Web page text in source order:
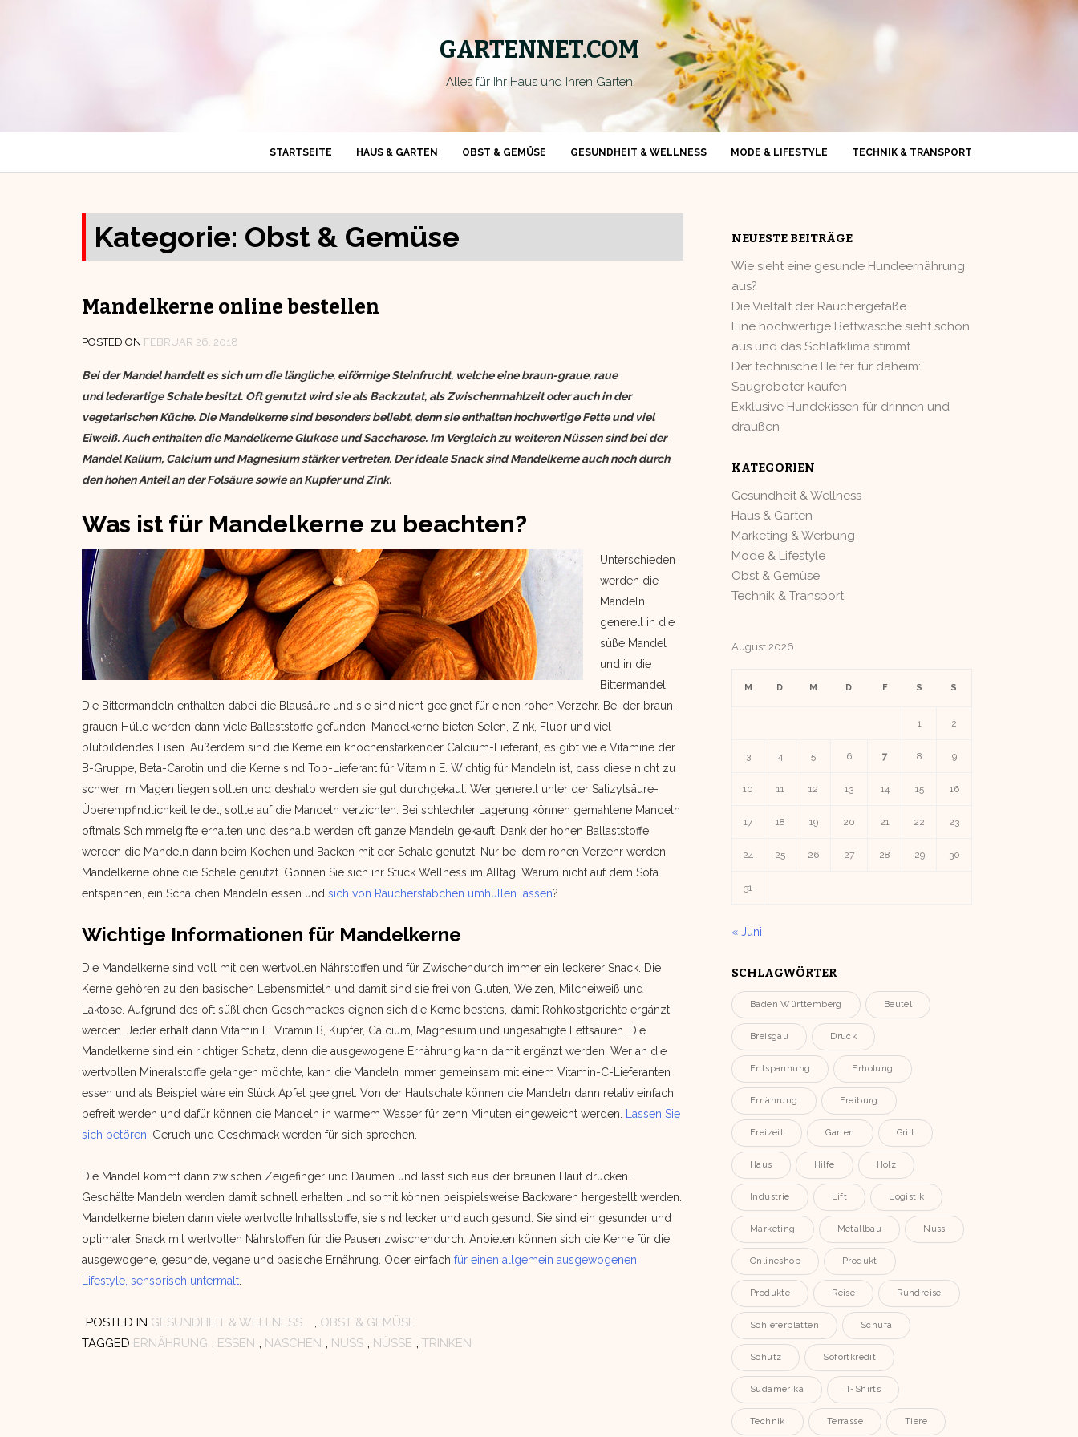
GARTENNET.COM
Alles für Ihr Haus und Ihren Garten
STARTSEITE HAUS & GARTEN OBST & GEMÜSE GESUNDHEIT & WELLNESS MODE & LIFESTYLE TECHNIK & TRANSPORT
Kategorie: Obst & Gemüse
Mandelkerne online bestellen
POSTED ON FEBRUAR 26, 2018
Bei der Mandel handelt es sich um die längliche, eiförmige Steinfrucht, welche eine braun-graue, raue
und lederartige Schale besitzt. Oft genutzt wird sie als Backzutat, als Zwischenmahlzeit oder auch in der
vegetarischen Küche. Die Mandelkerne sind besonders beliebt, denn sie enthalten hochwertige Fette und viel
Eiweiß. Auch enthalten die Mandelkerne Glukose und Saccharose. Im Vergleich zu weiteren Nüssen sind bei der
Mandel Kalium, Calcium und Magnesium stärker vertreten. Der ideale Snack sind Mandelkerne auch noch durch
den hohen Anteil an der Folsäure sowie an Kupfer und Zink.
Was ist für Mandelkerne zu beachten?
Unterschieden
werden die
Mandeln
generell in die
süße Mandel
und in die
Bittermandel.
Die Bittermandeln enthalten dabei die Blausäure und sie sind nicht geeignet für einen rohen Verzehr. Bei der braun-
grauen Hülle werden dann viele Ballaststoffe gefunden. Mandelkerne bieten Selen, Zink, Fluor und viel
blutbildendes Eisen. Außerdem sind die Kerne ein knochenstärkender Calcium-Lieferant, es gibt viele Vitamine der
B-Gruppe, Beta-Carotin und die Kerne sind Top-Lieferant für Vitamin E. Wichtig für Mandeln ist, dass diese nicht zu
schwer im Magen liegen sollten und deshalb werden sie gut durchgekaut. Wer generell unter der Salizylsäure-
Überempfindlichkeit leidet, sollte auf die Mandeln verzichten. Bei schlechter Lagerung können gemahlene Mandeln
oftmals Schimmelgifte erhalten und deshalb werden oft ganze Mandeln gekauft. Dank der hohen Ballaststoffe
werden die Mandeln dann beim Kochen und Backen mit der Schale genutzt. Nur bei dem rohen Verzehr werden
Mandelkerne ohne die Schale genutzt. Gönnen Sie sich ihr Stück Wellness im Alltag. Warum nicht auf dem Sofa
entspannen, ein Schälchen Mandeln essen und sich von Räucherstäbchen umhüllen lassen?
Wichtige Informationen für Mandelkerne
Die Mandelkerne sind voll mit den wertvollen Nährstoffen und für Zwischendurch immer ein leckerer Snack. Die
Kerne gehören zu den basischen Lebensmitteln und damit sind sie frei von Gluten, Weizen, Milcheiweiß und
Laktose. Aufgrund des oft süßlichen Geschmackes eignen sich die Kerne bestens, damit Rohkostgerichte ergänzt
werden. Jeder erhält dann Vitamin E, Vitamin B, Kupfer, Calcium, Magnesium und ungesättigte Fettsäuren. Die
Mandelkerne sind ein richtiger Schatz, denn die ausgewogene Ernährung kann damit ergänzt werden. Wer an die
wertvollen Mineralstoffe gelangen möchte, kann die Mandeln immer gemeinsam mit einem Vitamin-C-Lieferanten
essen und als Beispiel wäre ein Stück Apfel geeignet. Von der Hautschale können die Mandeln dann relativ einfach
befreit werden und dafür können die Mandeln in warmem Wasser für zehn Minuten eingeweicht werden.
Lassen Sie
sich betören , Geruch und Geschmack werden für sich sprechen.
Die Mandel kommt dann zwischen Zeigefinger und Daumen und lässt sich aus der braunen Haut drücken.
Geschälte Mandeln werden damit schnell erhalten und somit können beispielsweise Backwaren hergestellt werden.
Mandelkerne bieten dann viele wertvolle Inhaltsstoffe, sie sind lecker und auch gesund. Sie sind ein gesunder und
optimaler Snack mit wertvollen Nährstoffen für die Pausen zwischendurch. Anbieten können sich die Kerne für die
ausgewogene, gesunde, vegane und basische Ernährung. Oder einfach für einen allgemein ausgewogenen
Lifestyle, sensorisch untermalt
POSTED IN GESUNDHEIT & WELLNESS , OBST & GEMÜSE
TAGGED ERNÄHRUNG , ESSEN , NASCHEN , NUSS , NÜSSE , TRINKEN
NEUESTE BEITRÄGE
Wie sieht eine gesunde Hundeernährung
aus?
Die Vielfalt der Räuchergefäße
Eine hochwertige Bettwäsche sieht schön
aus und das Schlafklima stimmt
Der technische Helfer für daheim:
Saugroboter kaufen
Exklusive Hundekissen für drinnen und
draußen
KATEGORIEN
Gesundheit & Wellness
Haus & Garten
Marketing & Werbung
Mode & Lifestyle
Obst & Gemüse
Technik & Transport
August 2026
M D M D F S S
1 2
3 4 5 6 7 8 9
10 11 12 13 14 15 16
17 18 19 20 21 22 23
24 25 26 27 28 29 30
31
« Juni
SCHLAGWÖRTER
Baden Württemberg Beutel
Breisgau Druck
Entspannung Erholung
Ernährung Freiburg
Freizeit Garten Grill
Haus Hilfe Holz
Industrie Lift Logistik
Marketing Metallbau Nuss
Onlineshop Produkt
Produkte Reise Rundreise
Schieferplatten Schufa
Schutz Sofortkredit
Südamerika T-Shirts
Technik Terrasse Tiere